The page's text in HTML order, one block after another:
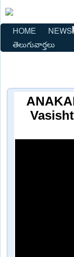
HOME NEWS
తెలుగువార్తలు